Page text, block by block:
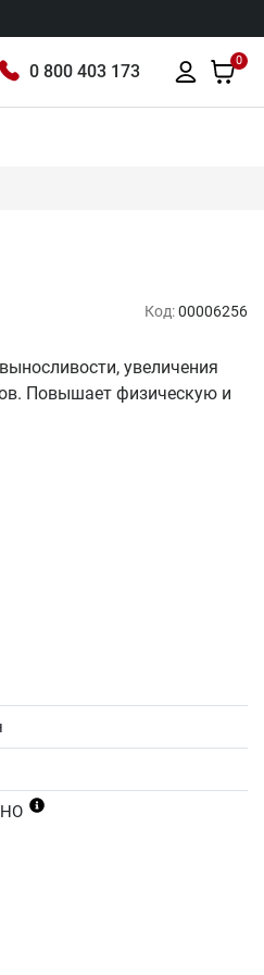
0 800 403 173
0
Код:00006256
увеличения
Повышает физическую и